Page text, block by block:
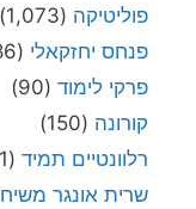
פוליטיקה (1,073)
פנחס יחזקאלי (1,986)
פרקי לימוד (90)
קורונה (150)
רלוונטיים תמיד (4,091)
שרית אונגר משיח